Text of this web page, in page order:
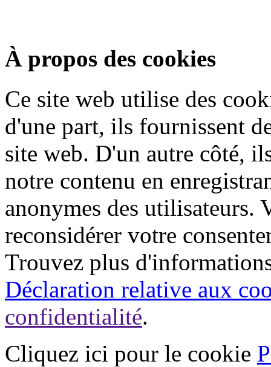
À propos des cookies
Ce site web utilise des
d'une part, ils fournissent
site web. D'un autre côté,
notre contenu en
anonymes des utilisateurs.
reconsidérer votre
Trouvez plus
Déclaration relative aux
confidentialité.
Cliquez ici pour le cookie